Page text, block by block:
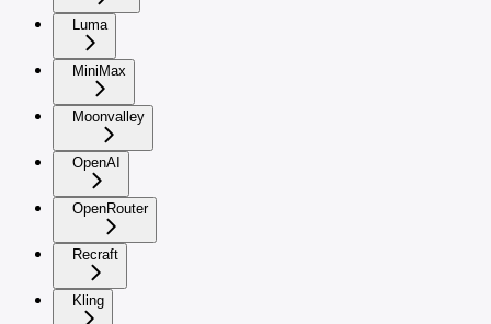
Luma
MiniMax
Moonvalley
OpenAI
OpenRouter
Recraft
Kling